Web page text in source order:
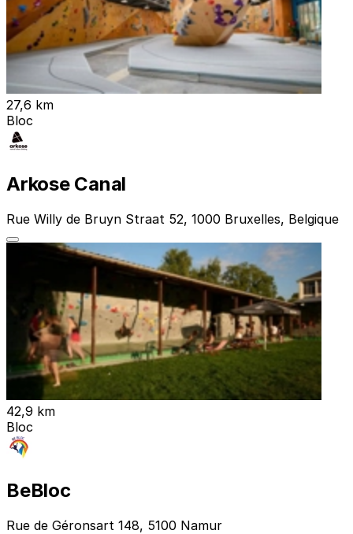
27,6 km
Bloc
Arkose Canal
Rue Willy de Bruyn Straat 52, 1000 Bruxelles, Belgique
42,9 km
Bloc
BeBloc
Rue de Géronsart 148, 5100 Namur